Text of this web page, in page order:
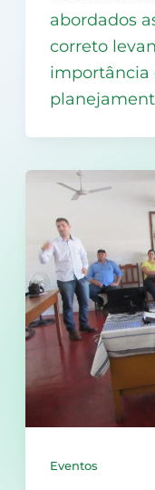
abordados
correto
importância
Eventos